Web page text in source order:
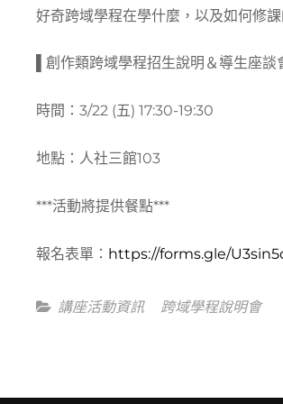
好奇跨域學程在學什麼，以及如何修
▌創作類跨域學程招生說明＆導生座談
時間：3/22 (五) 17:30-19:30
地點：人社三館103
***活動將提供餐點***
報名表單： https://forms.gle/
Categories
講座活動資訊 跨域學程說明會